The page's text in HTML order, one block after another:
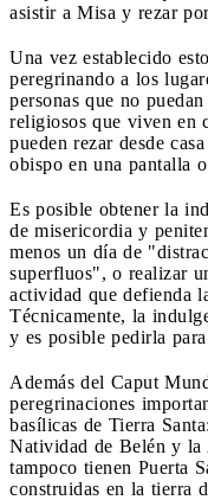
asistir a Misa y rezar
Una vez establecido
peregrinando a los
personas que no
religiosos que viven en
pueden rezar desde
obispo en una pantalla
Es posible obtener la
de misericordia y
menos un día de
superfluos", o realizar
actividad que defienda
Técnicamente, la
y es posible pedirla
Además del Caput
peregrinaciones
basílicas de Tierra
Natividad de Belén y la
tampoco tienen Puerta
construidas en la tierra